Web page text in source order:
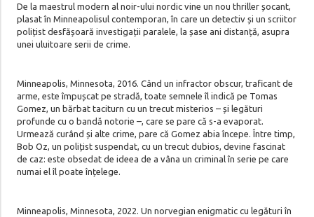
De la maestrul modern al noir-ului nordic vine un nou thriller șocant,
plasat în Minneapolisul contemporan, în care un detectiv și un scriitor
polițist desfășoară investigații paralele, la șase ani distanță, asupra
unei uluitoare serii de crime.
Minneapolis, Minnesota, 2016. Când un infractor obscur, traficant de
arme, este împușcat pe stradă, toate semnele îl indică pe Tomas
Gomez, un bărbat taciturn cu un trecut misterios – și legături
profunde cu o bandă notorie –, care se pare că s-a evaporat.
Urmează curând și alte crime, pare că Gomez abia începe. Între timp,
Bob Oz, un polițist suspendat, cu un trecut dubios, devine fascinat
de caz: este obsedat de ideea de a vâna un criminal în serie pe care
numai el îl poate înțelege.
Minneapolis, Minnesota, 2022. Un norvegian enigmatic cu legături în